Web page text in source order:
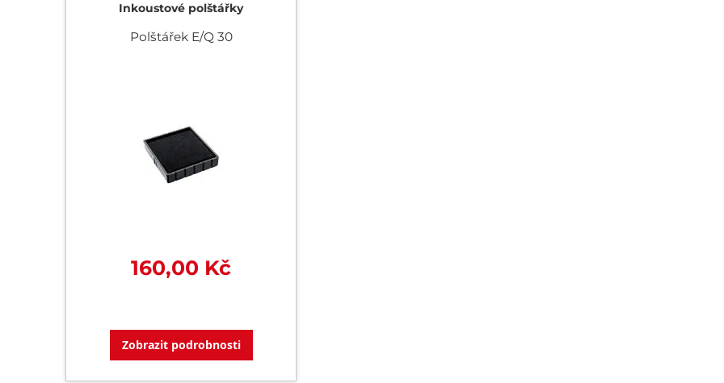
Inkoustové polštářky
Polštářek E/Q 30
160,00 Kč
Zobrazit podrobnosti